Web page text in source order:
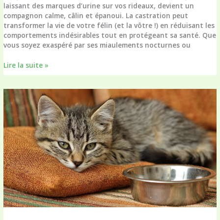
laissant des marques d’urine sur vos rideaux, devient un
compagnon calme, câlin et épanoui. La castration peut
transformer la vie de votre félin (et la vôtre !) en réduisant les
comportements indésirables tout en protégeant sa santé. Que
vous soyez exaspéré par ses miaulements nocturnes ou
Pourquoi
faire
son
chat
?
Les
clés
pour
comprendre
Lire la suite »